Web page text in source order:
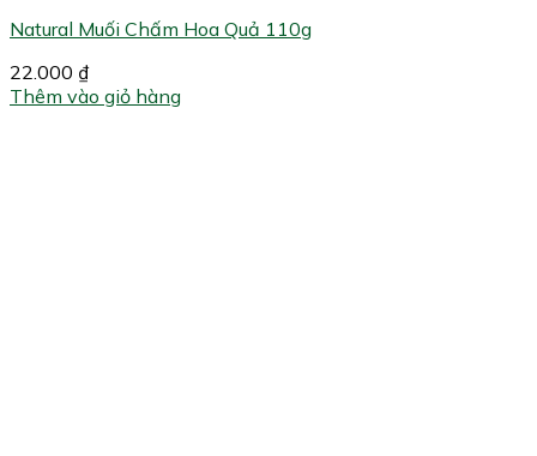
Natural Muối Chấm Hoa Quả 110g
22.000 ₫
Thêm vào giỏ hàng